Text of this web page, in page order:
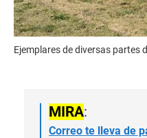
Ejemplares de diversas partes
MIRA:
Correo te lleva de